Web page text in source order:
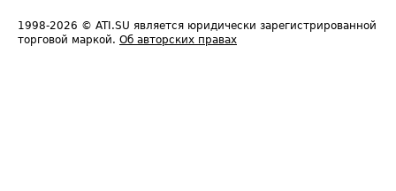
1998-2026 © ATI.SU является юридически зарегистрированной
торговой маркой. Об авторских правах